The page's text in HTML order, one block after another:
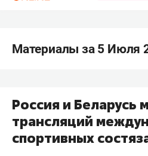
Материалы за 5 Июля
Россия и Беларусь
трансляций
спортивных